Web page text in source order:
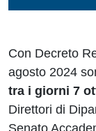
Con Decreto
agosto 2024
tra i giorni 7
Direttori di